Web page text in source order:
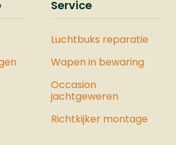
een complete Vesta
producten waarmee u
kracht uit het pistool
ons hele assortiment
Service
Luchtbuks reparatie
Wapen in bewaring
Occasion
jachtgeweren
Richtkijker montage